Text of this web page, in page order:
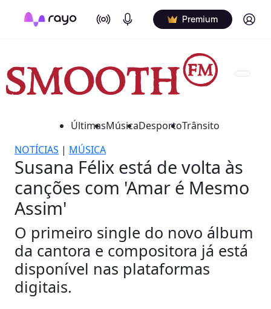
On Air Podcasts Premium Log in
ÚltimasMúsicaDesportoTrânsito
NOTÍCIAS | MÚSICA
Susana Félix está de volta às
canções com 'Amar é Mesmo
Assim'
O primeiro single do novo álbum
da cantora e compositora já está
disponível nas plataformas
digitais.